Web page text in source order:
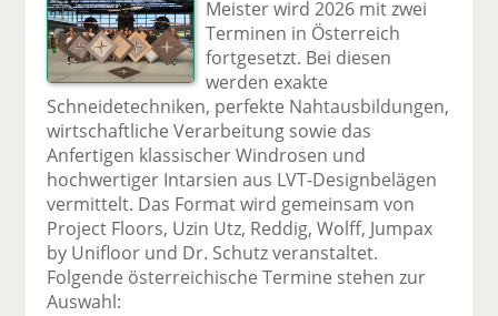
Meister wird 2026 mit zwei
Terminen in Österreich
fortgesetzt. Bei diesen
werden exakte
Schneidetechniken, perfekte Nahtausbildungen,
wirtschaftliche Verarbeitung sowie das
Anfertigen klassischer Windrosen und
hochwertiger Intarsien aus LVT-Designbelägen
vermittelt. Das Format wird gemeinsam von
Project Floors, Uzin Utz, Reddig, Wolff, Jumpax
by Unifloor und Dr. Schutz veranstaltet.
Folgende österreichische Termine stehen zur
Auswahl: